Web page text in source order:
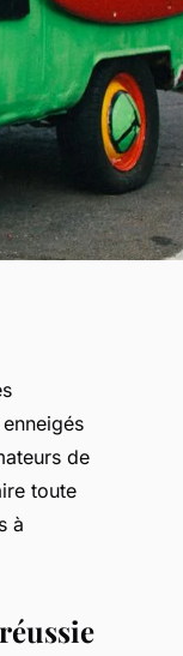
de
toute
à